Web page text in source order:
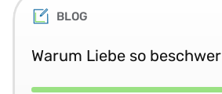
BLOG
Warum Liebe so